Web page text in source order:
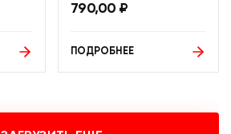
790,00 ₽
ПОДРОБНЕЕ